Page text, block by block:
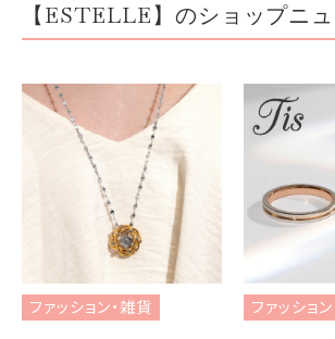
【ESTELLE】のショップニ
ファッション・雑貨 ファッショ